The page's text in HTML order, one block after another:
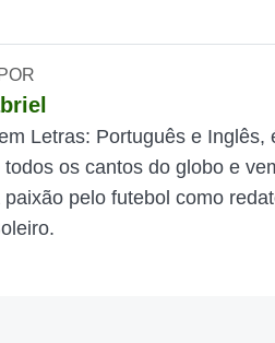
Letras: Português e Inglês,
todos os cantos do globo e
paixão pelo futebol como